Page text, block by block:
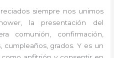
siempre nos unimos
la presentación del
comunión, confirmación,
cumpleaños, grados. Y es un